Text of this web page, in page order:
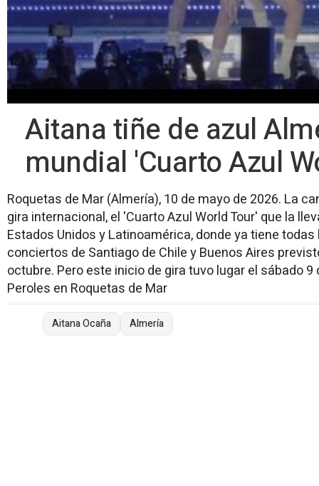
Aitana tiñe de azul
mundial 'Cuarto Azul
Roquetas de Mar (Almería), 10 de mayo de 2026. La
gira internacional, el 'Cuarto Azul World Tour' que la
Estados Unidos y Latinoamérica, donde ya tiene
conciertos de Santiago de Chile y Buenos Aires
octubre. Pero este inicio de gira tuvo lugar el sábado
Peroles en Roquetas de Mar
Aitana Ocaña Almería